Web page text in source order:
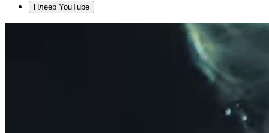
Плеер YouTube